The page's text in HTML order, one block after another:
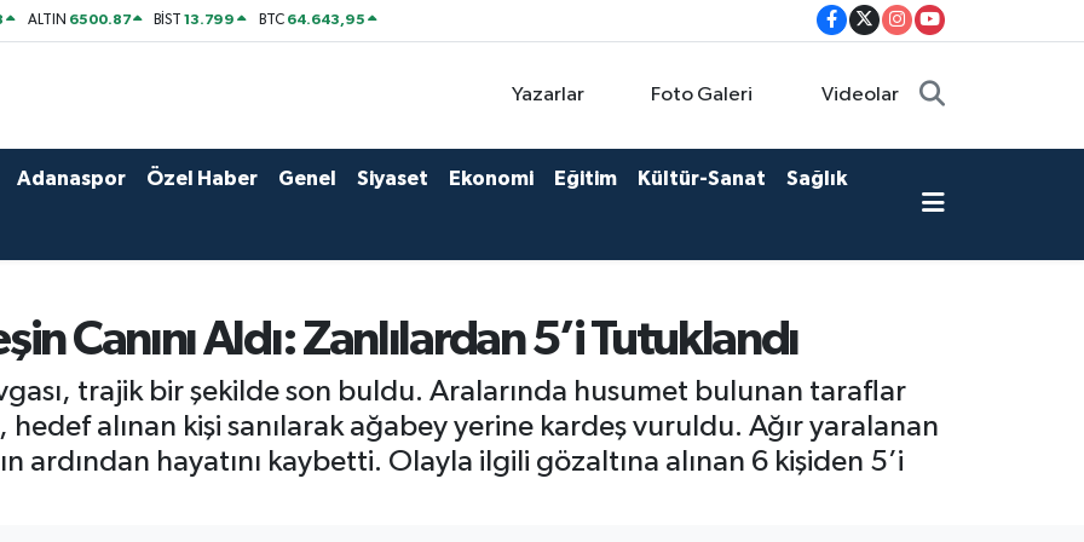
ALTIN 6500.87 BİST13.799 BTC 64.643,95
Yazarlar Foto Galeri Videolar
Adanaspor Özel Haber Genel Siyaset Ekonomi Eğitim Kültür-Sanat Sağlık
Canını Aldı: Zanlılardan 5’i Tutuklandı
trajik bir şekilde son buldu. Aralarında husumet bulunan taraflar
hedef alınan kişi sanılarak ağabey yerine kardeş vuruldu. Ağır yaralanan
ardından hayatını kaybetti. Olayla ilgili gözaltına alınan 6 kişiden 5’i